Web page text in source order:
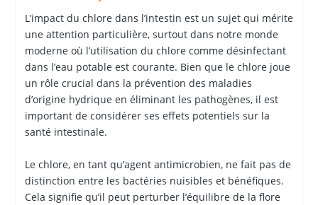
L’impact du chlore dans l’intestin est un sujet qui mérite
une attention particulière, surtout dans notre monde
moderne où l’utilisation du chlore comme désinfectant
dans l’eau potable est courante. Bien que le chlore joue
un rôle crucial dans la prévention des maladies
d’origine hydrique en éliminant les pathogènes, il est
important de considérer ses effets potentiels sur la
santé intestinale.
Le chlore, en tant qu’agent antimicrobien, ne fait pas de
distinction entre les bactéries nuisibles et bénéfiques.
Cela signifie qu’il peut perturber l’équilibre de la flore